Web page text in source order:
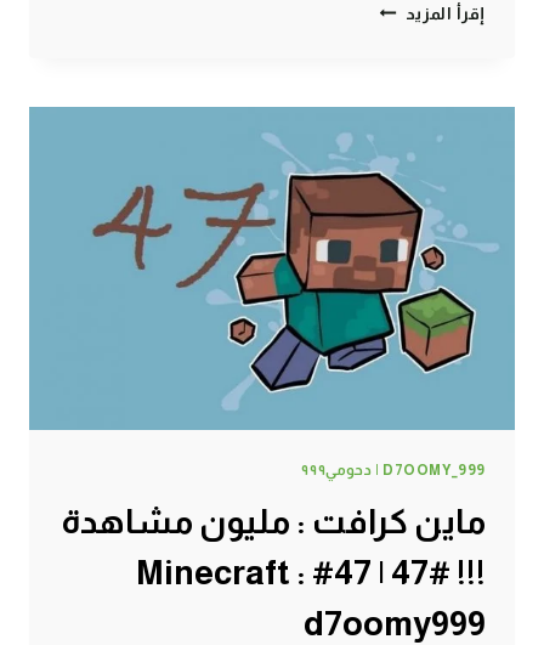
إقرأ المزيد ماين
الموت
هههههه
#48
|
48#
MINECRAFT
:
D7OOMY999
D7OOMY_999 | دحومي٩٩٩
ماين كرافت : مليون مشاهدة
!!! #47 | 47# Minecraft :
d7oomy999